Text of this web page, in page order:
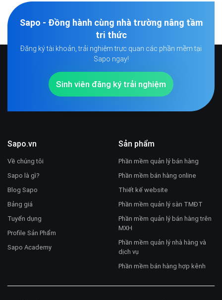
Sapo - Đồng hành cùng nhà trường nâng tầm
tri thức
Đăng ký tài khoản, trải nghiệm trực quan các phần mềm tại
Sapo ngay!
Sinh viên đăng ký trải nghiệm
Sapo.vn
Về chúng tôi
Sapo là gì?
Blog Sapo
Bảng giá
Tuyển dụng
Profile Sản Phẩm
Sapo Academy
Sản phẩm
Phần mềm quản lý bán hàng
Phần mềm bán hàng online
Thiết kế website
Phần mềm quản lý sàn TMĐT
Phần mềm quản lý bán hàng trên
MXH
Phần mềm quản lý nhà hàng và
dịch vụ
Phần mềm bán hàng hợp kênh